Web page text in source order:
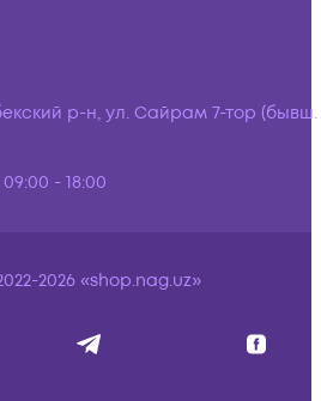
р-н, ул. Сайрам 7-тор (бывш.
- 18:00
2026 «shop.nag.uz»